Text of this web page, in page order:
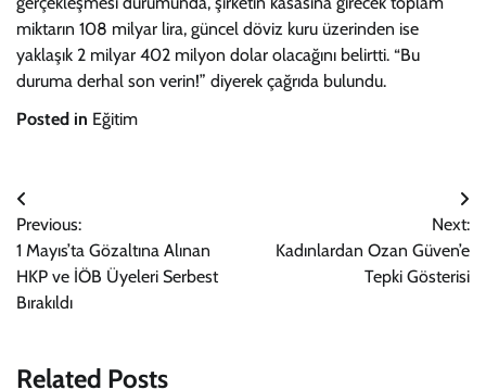
miktarın 108 milyar lira, güncel döviz kuru üzerinden ise
yaklaşık 2 milyar 402 milyon dolar olacağını belirtti. “Bu
duruma derhal son verin!” diyerek çağrıda bulundu.
Posted in Eğitim
Yazı
gezinmesi
Previous:
1 Mayıs’ta Gözaltına Alınan
HKP ve İÖB Üyeleri Serbest
Bırakıldı
Next:
Kadınlardan Ozan Güven’e
Tepki Gösterisi
Related Posts